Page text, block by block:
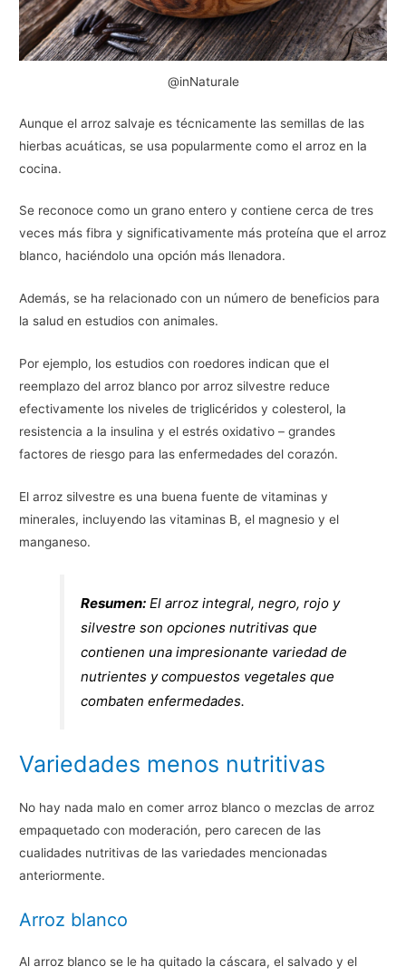
@inNaturale
Aunque el arroz salvaje es técnicamente las semillas de las
hierbas acuáticas, se usa popularmente como el arroz en la
cocina.
Se reconoce como un grano entero y contiene cerca de tres
veces más fibra y significativamente más proteína que el arroz
blanco, haciéndolo una opción más llenadora.
Además, se ha relacionado con un número de beneficios para
la salud en estudios con animales.
Por ejemplo, los estudios con roedores indican que el
reemplazo del arroz blanco por arroz silvestre reduce
efectivamente los niveles de triglicéridos y colesterol, la
resistencia a la insulina y el estrés oxidativo – grandes
factores de riesgo para las enfermedades del corazón.
El arroz silvestre es una buena fuente de vitaminas y
minerales, incluyendo las vitaminas B, el magnesio y el
manganeso.
Resumen: El arroz integral, negro, rojo y
silvestre son opciones nutritivas que
contienen una impresionante variedad de
nutrientes y compuestos vegetales que
combaten enfermedades.
Variedades menos nutritivas
No hay nada malo en comer arroz blanco o mezclas de arroz
empaquetado con moderación, pero carecen de las
cualidades nutritivas de las variedades mencionadas
anteriormente.
Arroz blanco
Al arroz blanco se le ha quitado la cáscara, el salvado y el